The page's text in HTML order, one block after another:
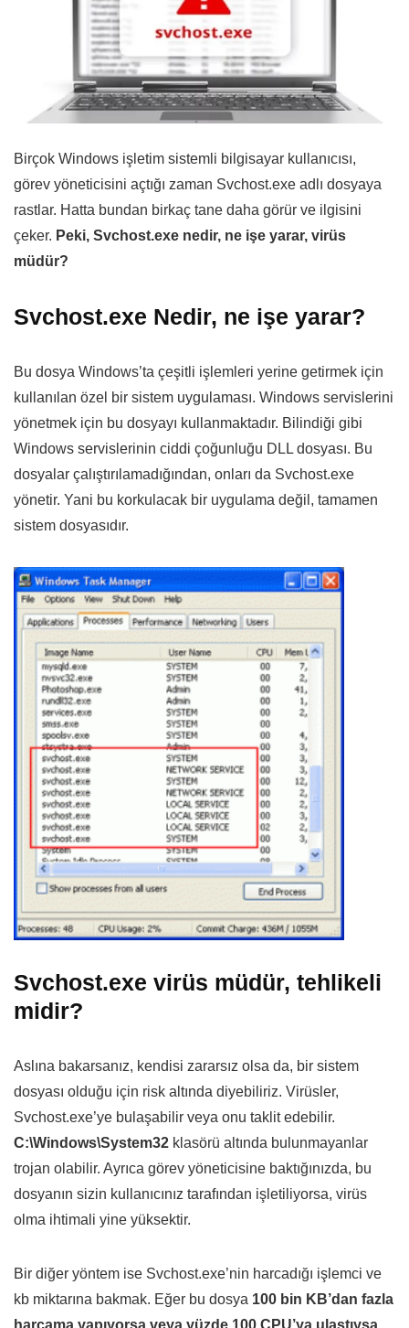
Birçok Windows işletim sistemli bilgisayar kullanıcısı,
görev yöneticisini açtığı zaman Svchost.exe adlı dosyaya
rastlar. Hatta bundan birkaç tane daha görür ve ilgisini
çeker. Peki, Svchost.exe nedir, ne işe yarar, virüs
müdür?
Svchost.exe Nedir, ne işe yarar?
Bu dosya Windows’ta çeşitli işlemleri yerine getirmek için
kullanılan özel bir sistem uygulaması. Windows servislerini
yönetmek için bu dosyayı kullanmaktadır. Bilindiği gibi
Windows servislerinin ciddi çoğunluğu DLL dosyası. Bu
dosyalar çalıştırılamadığından, onları da Svchost.exe
yönetir. Yani bu korkulacak bir uygulama değil, tamamen
sistem dosyasıdır.
Svchost.exe virüs müdür, tehlikeli
midir?
Aslına bakarsanız, kendisi zararsız olsa da, bir sistem
dosyası olduğu için risk altında diyebiliriz. Virüsler,
Svchost.exe’ye bulaşabilir veya onu taklit edebilir.
C:\Windows\System32 klasörü altında bulunmayanlar
trojan olabilir. Ayrıca görev yöneticisine baktığınızda, bu
dosyanın sizin kullanıcınız tarafından işletiliyorsa, virüs
olma ihtimali yine yüksektir.
Bir diğer yöntem ise Svchost.exe’nin harcadığı işlemci ve
kb miktarına bakmak. Eğer bu dosya 100 bin KB’dan fazla